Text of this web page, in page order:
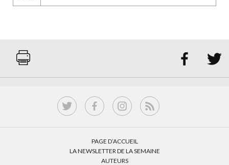
 
PAGE D’ACCUEIL
LA NEWSLETTER DE LA SEMAINE
AUTEURS